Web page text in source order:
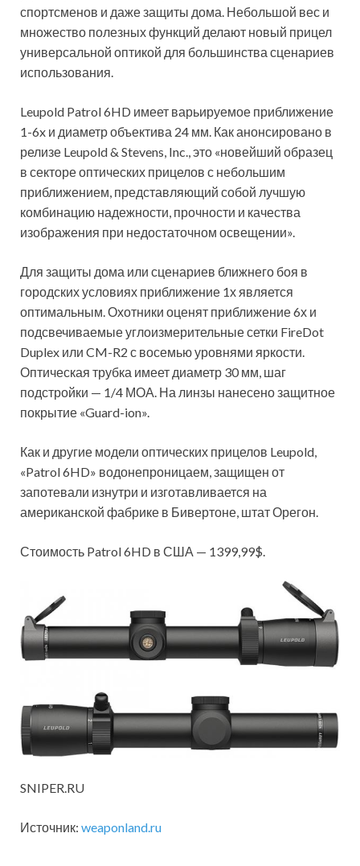
спортсменов и даже защиты дома. Небольшой вес и
множество полезных функций делают новый прицел
универсальной оптикой для большинства сценариев
использования.
Leupold Patrol 6HD имеет варьируемое приближение
1-6x и диаметр объектива 24 мм. Как анонсировано в
релизе Leupold & Stevens, Inc., это «новейший образец
в секторе оптических прицелов с небольшим
приближением, представляющий собой лучшую
комбинацию надежности, прочности и качества
изображения при недостаточном освещении».
Для защиты дома или сценариев ближнего боя в
городских условиях приближение 1х является
оптимальным. Охотники оценят приближение 6х и
подсвечиваемые углоизмерительные сетки FireDot
Duplex или CM-R2 с восемью уровнями яркости.
Оптическая трубка имеет диаметр 30 мм, шаг
подстройки — 1/4 МОА. На линзы нанесено защитное
покрытие «Guard-ion».
Как и другие модели оптических прицелов Leupold,
«Patrol 6HD» водонепроницаем, защищен от
запотевали изнутри и изготавливается на
американской фабрике в Бивертоне, штат Орегон.
Стоимость Patrol 6HD в США — 1399,99$.
SNIPER.RU
Источник: weaponland.ru